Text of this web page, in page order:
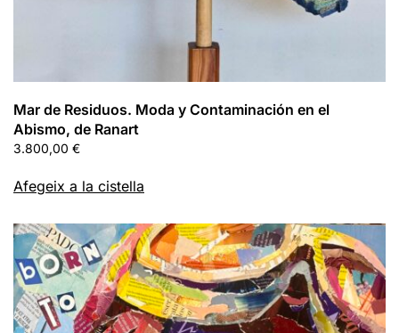
Mar de Residuos. Moda y Contaminación en el
Abismo, de Ranart
3.800,00 €
Afegeix a la cistella